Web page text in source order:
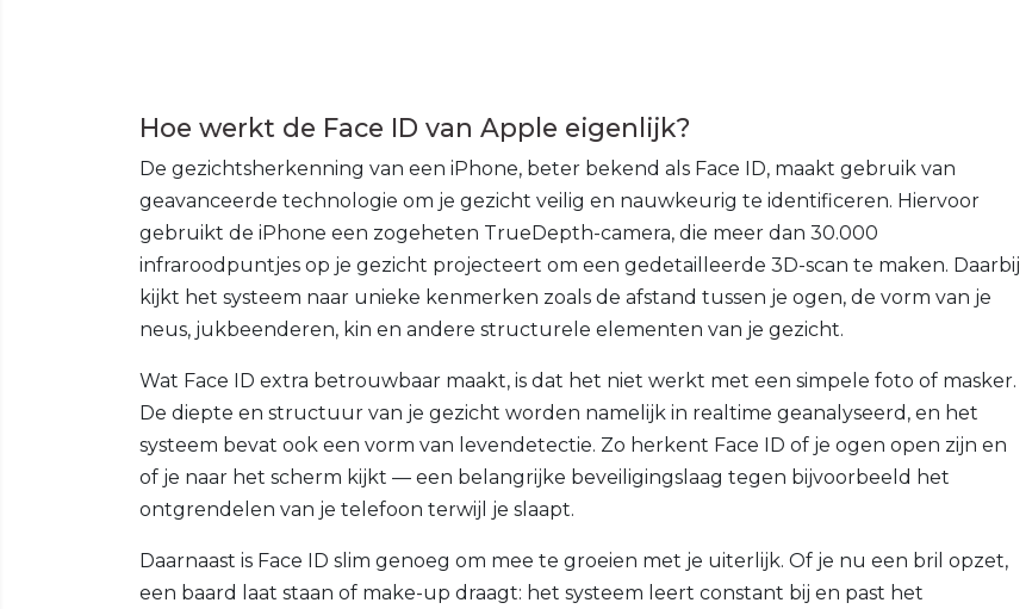
Hoe werkt de Face ID van Apple eigenlijk?
De gezichtsherkenning van een iPhone, beter bekend als Face ID, maakt gebruik van
geavanceerde technologie om je gezicht veilig en nauwkeurig te identificeren. Hiervoor
gebruikt de iPhone een zogeheten TrueDepth-camera, die meer dan 30.000
infraroodpuntjes op je gezicht projecteert om een gedetailleerde 3D-scan te maken. Daarbij
kijkt het systeem naar unieke kenmerken zoals de afstand tussen je ogen, de vorm van je
neus, jukbeenderen, kin en andere structurele elementen van je gezicht.
Wat Face ID extra betrouwbaar maakt, is dat het niet werkt met een simpele foto of masker.
De diepte en structuur van je gezicht worden namelijk in realtime geanalyseerd, en het
systeem bevat ook een vorm van levendetectie. Zo herkent Face ID of je ogen open zijn en
of je naar het scherm kijkt — een belangrijke beveiligingslaag tegen bijvoorbeeld het
ontgrendelen van je telefoon terwijl je slaapt.
Daarnaast is Face ID slim genoeg om mee te groeien met je uiterlijk. Of je nu een bril opzet,
een baard laat staan of make-up draagt: het systeem leert constant bij en past het